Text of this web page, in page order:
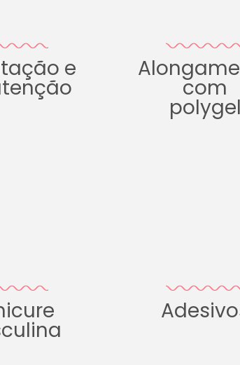
e
com
polygel